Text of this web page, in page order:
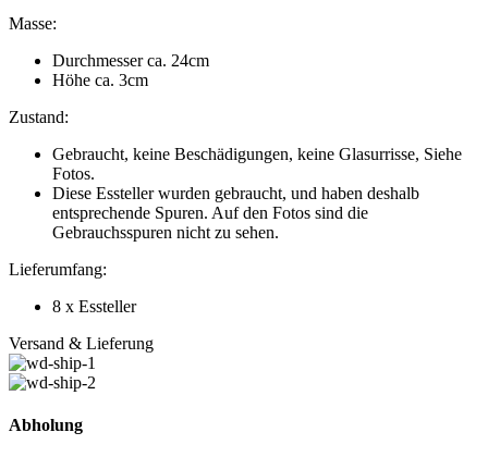
Masse:
Durchmesser ca. 24cm
Höhe ca. 3cm
Zustand:
Gebraucht, keine Beschädigungen, keine Glasurrisse, Siehe
Fotos.
Diese Essteller wurden gebraucht, und haben deshalb
entsprechende Spuren. Auf den Fotos sind die
Gebrauchsspuren nicht zu sehen.
Lieferumfang:
8 x Essteller
Versand & Lieferung
Abholung